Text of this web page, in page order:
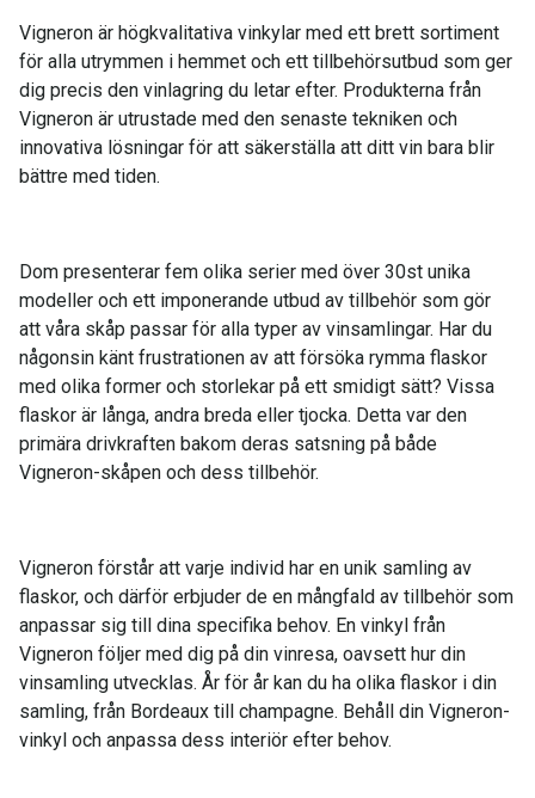
Vigneron är högkvalitativa vinkylar med ett brett sortiment
för alla utrymmen i hemmet och ett tillbehörsutbud som ger
dig precis den vinlagring du letar efter. Produkterna från
Vigneron är utrustade med den senaste tekniken och
innovativa lösningar för att säkerställa att ditt vin bara blir
bättre med tiden.
Dom presenterar fem olika serier med över 30st unika
modeller och ett imponerande utbud av tillbehör som gör
att våra skåp passar för alla typer av vinsamlingar. Har du
någonsin känt frustrationen av att försöka rymma flaskor
med olika former och storlekar på ett smidigt sätt? Vissa
flaskor är långa, andra breda eller tjocka. Detta var den
primära drivkraften bakom deras satsning på både
Vigneron-skåpen och dess tillbehör.
Vigneron förstår att varje individ har en unik samling av
flaskor, och därför erbjuder de en mångfald av tillbehör som
anpassar sig till dina specifika behov. En vinkyl från
Vigneron följer med dig på din vinresa, oavsett hur din
vinsamling utvecklas. År för år kan du ha olika flaskor i din
samling, från Bordeaux till champagne. Behåll din Vigneron-
vinkyl och anpassa dess interiör efter behov.